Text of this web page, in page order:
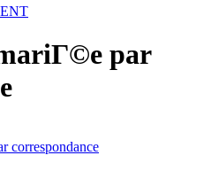
par
correspondance